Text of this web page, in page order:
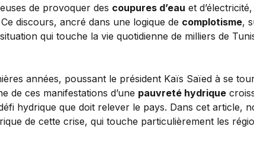
de provoquer des coupures d’eau et
discours, ancré dans une logique de complotisme,
qui touche la vie quotidienne de milliers de
années, poussant le président Kaïs Saïed à se
de ces manifestations d’une pauvreté hydrique
hydrique que doit relever le pays. Dans cet article,
de cette crise, qui touche particulièrement les